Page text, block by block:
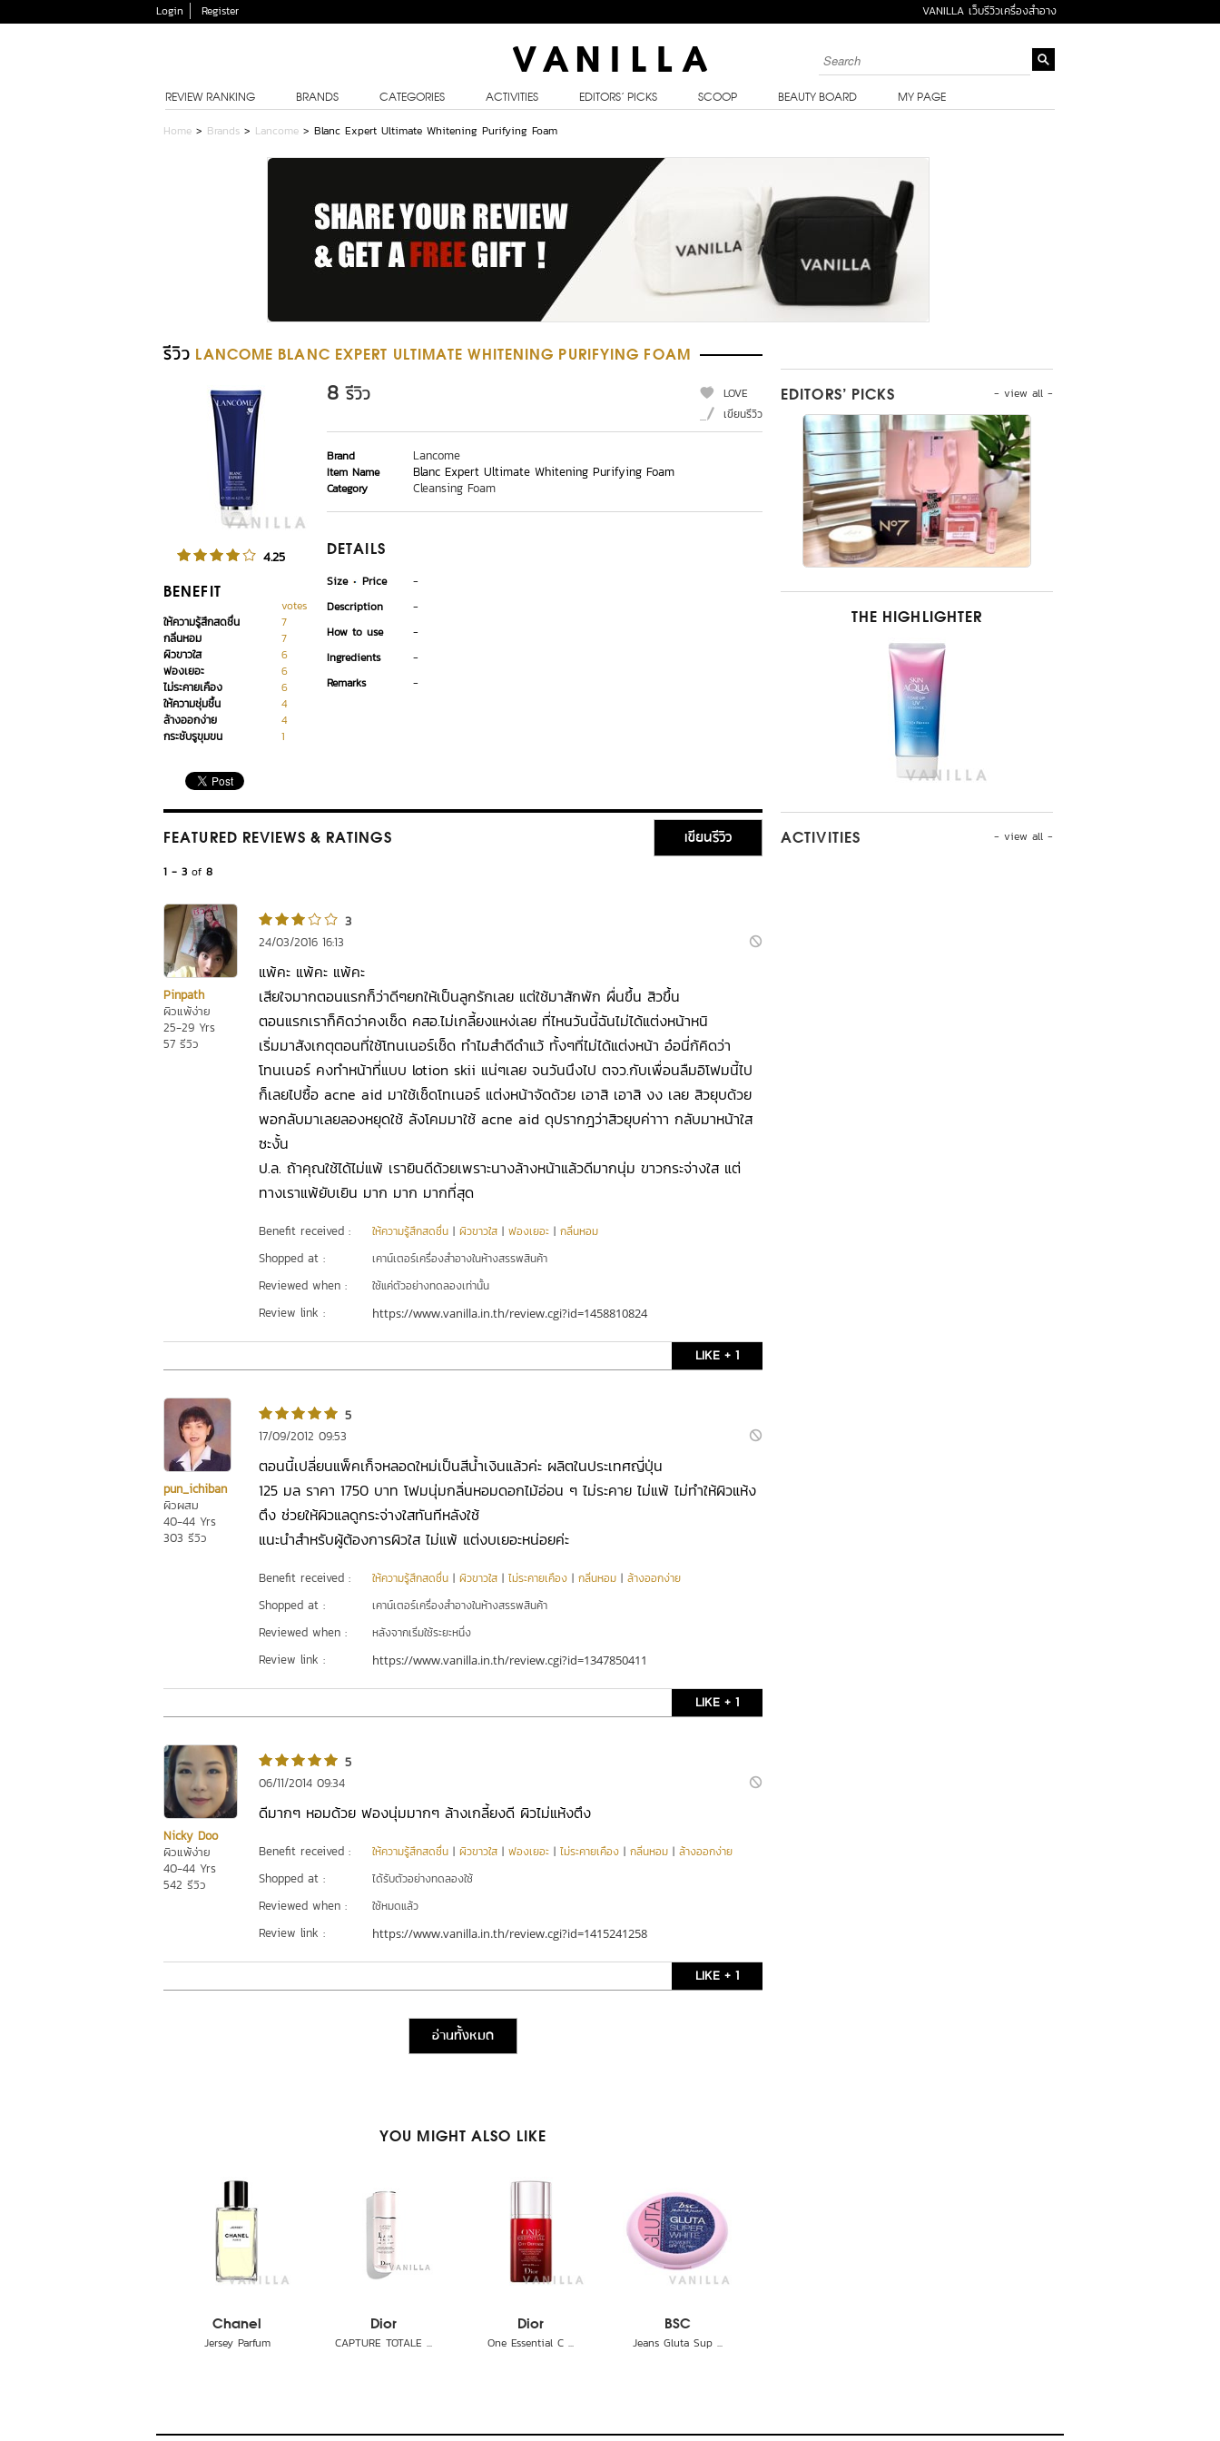
Login Register VANILLA เว็บรีวิวเครื่องสำอาง
REVIEW RANKING BRANDS CATEGORIES ACTIVITIES EDITORS’ PICKS SCOOP BEAUTY BOARD MY PAGE
Home > Brands > Lancome > Blanc Expert Ultimate Whitening Purifying Foam
รีวิว LANCOME BLANC EXPERT ULTIMATE WHITENING PURIFYING FOAM
4.25
BENEFIT
votes
ให้ความรู้สึกสดชื่น
7
กลิ่นหอม
7
ผิวขาวใส
6
ฟองเยอะ
6
ไม่ระคายเคือง
6
ให้ความชุ่มชื้น
4
ล้างออกง่าย
4
กระชับรูขุมขน
1
8 รีวิว
LOVE
เขียนรีวิว
Brand Lancome
Item Name Blanc Expert Ultimate Whitening Purifying Foam
Category Cleansing Foam
DETAILS
Size Price
-
Description
-
How to use
-
Ingredients
-
Remarks
-
FEATURED REVIEWS & RATINGS เขียนรีวิว
1 - 3 of 8
Pinpath
ผิวแพ้ง่าย
25-29 Yrs
57 รีวิว
3
24/03/2016 16:13
แพ้คะ แพ้คะ แพ้คะ
เสียใจมากตอนแรกก็ว่าดีๆยกให้เป็นลูกรักเลย แต่ใช้มาสักพัก ผื่นขึ้น สิวขึ้น
ตอนแรกเราก็คิดว่าคงเช็ด คสอ.ไม่เกลี้ยงแหง่เลย ที่ไหนวันนี้ฉันไม่ได้แต่งหน้าหนิ
เริ่มมาสังเกตุตอนที่ใช้โทนเนอร์เช็ด ทำไมสำดีดำแว้ ทั้งๆที่ไม่ได้แต่งหน้า อ๋อนี่ก้คิดว่า
โทนเนอร์ คงทำหน้าที่แบบ lotion skii แน่ๆเลย จนวันนึงไป ตจว.กับเพื่อนลืมอิโฟมนี้ไป
ก็เลยไปซื้อ acne aid มาใช้เช็ดโทเนอร์ แต่งหน้าจัดด้วย เอาสิ เอาสิ งง เลย สิวยุบด้วย
พอกลับมาเลยลองหยุดใช้ ลังโคมมาใช้ acne aid ดุปรากฎว่าสิวยุบค่าาา กลับมาหน้าใส
ซะงั้น
ป.ล. ถ้าคุณใช้ได้ไม่แพ้ เรายินดีด้วยเพราะนางล้างหน้าแล้วดีมากนุ่ม ขาวกระจ่างใส แต่
ทางเราแพ้ยับเยิน มาก มาก มากที่สุด
Benefit received : ให้ความรู้สึกสดชื่น | ผิวขาวใส | ฟองเยอะ | กลิ่นหอม
Shopped at : เคาน์เตอร์เครื่องสำอางในห้างสรรพสินค้า
Reviewed when : ใช้แค่ตัวอย่างทดลองเท่านั้น
Review link : https://www.vanilla.in.th/review.cgi?id=1458810824
LIKE + 1
pun_ichiban
ผิวผสม
40-44 Yrs
303 รีวิว
5
17/09/2012 09:53
ตอนนี้เปลี่ยนแพ็คเก็จหลอดใหม่เป็นสีน้ำเงินแล้วค่ะ ผลิตในประเทศญี่ปุ่น
125 มล ราคา 1750 บาท โฟมนุ่มกลิ่นหอมดอกไม้อ่อน ๆ ไม่ระคาย ไม่แพ้ ไม่ทำให้ผิวแห้ง
ตึง ช่วยให้ผิวแลดูกระจ่างใสทันทีหลังใช้
แนะนำสำหรับผู้ต้องการผิวใส ไม่แพ้ แต่งบเยอะหน่อยค่ะ
Benefit received : ให้ความรู้สึกสดชื่น | ผิวขาวใส | ไม่ระคายเคือง | กลิ่นหอม | ล้างออกง่าย
Shopped at : เคาน์เตอร์เครื่องสำอางในห้างสรรพสินค้า
Reviewed when : หลังจากเริ่มใช้ระยะหนึ่ง
Review link : https://www.vanilla.in.th/review.cgi?id=1347850411
LIKE + 1
Nicky Doo
ผิวแพ้ง่าย
40-44 Yrs
542 รีวิว
5
06/11/2014 09:34
ดีมากๆ หอมด้วย ฟองนุ่มมากๆ ล้างเกลี้ยงดี ผิวไม่แห้งตึง
Benefit received : ให้ความรู้สึกสดชื่น | ผิวขาวใส | ฟองเยอะ | ไม่ระคายเคือง | กลิ่นหอม | ล้างออกง่าย
Shopped at : ได้รับตัวอย่างทดลองใช้
Reviewed when : ใช้หมดแล้ว
Review link : https://www.vanilla.in.th/review.cgi?id=1415241258
LIKE + 1
อ่านทั้งหมด
YOU MIGHT ALSO LIKE
Chanel
Jersey Parfum
Dior
CAPTURE TOTALE ...
Dior
One Essential C ...
BSC
Jeans Gluta Sup ...
- view all -
EDITORS’ PICKS
THE HIGHLIGHTER
- view all -
ACTIVITIES